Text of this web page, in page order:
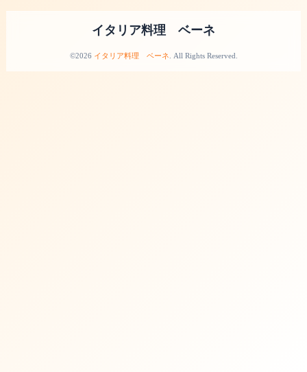
イタリア料理 ベーネ
©2026 イタリア料理 ベーネ . All Rights Reserved.